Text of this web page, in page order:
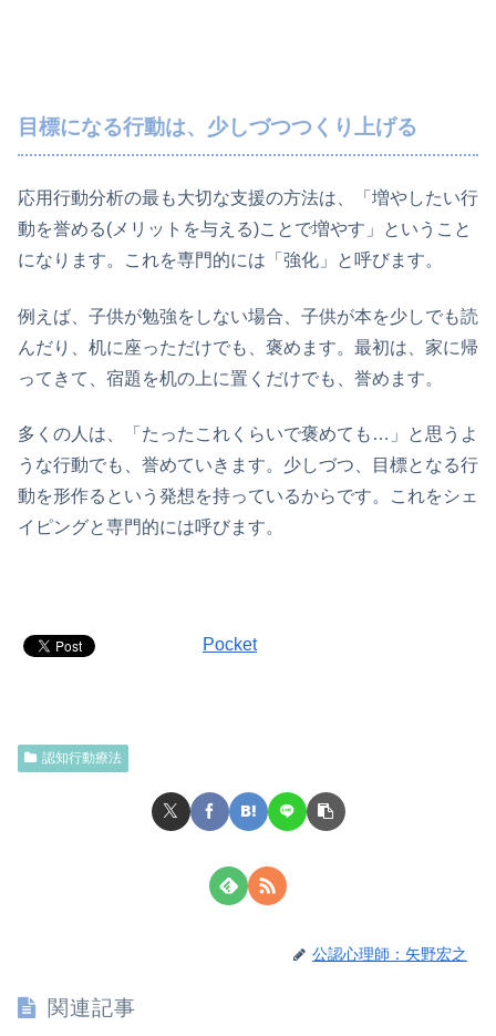
目標になる行動は、少しづつつくり上げる
応用行動分析の最も大切な支援の方法は、「増やしたい行
動を誉める(メリットを与える)ことで増やす」ということ
になります。これを専門的には「強化」と呼びます。
例えば、子供が勉強をしない場合、子供が本を少しでも読
んだり、机に座っただけでも、褒めます。最初は、家に帰
ってきて、宿題を机の上に置くだけでも、誉めます。
多くの人は、「たったこれくらいで褒めても…」と思うよ
うな行動でも、誉めていきます。少しづつ、目標となる行
動を形作るという発想を持っているからです。これをシェ
イピングと専門的には呼びます。
Pocket
認知行動療法
公認心理師：矢野宏之
関連記事